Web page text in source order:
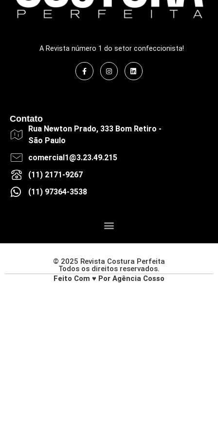
A Revista número 1 do setor confeccionista!
Contato
Rua Newton Prado, 333 Bom Retiro -
São Paulo
comercial1@3.23.49.215
(11) 2171-9267
(11) 97364-3538
© 2025 Revista Costura Perfeita
Todos os direitos reservados.
Feito Com ♥ Por Agência Cosso